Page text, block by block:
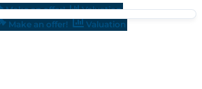
Make an offer!
Valuation
Make an offer! Valuation